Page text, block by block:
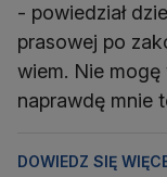
- powiedział
prasowej po
wiem. Nie
naprawdę mnie
DOWIEDZ SIĘ